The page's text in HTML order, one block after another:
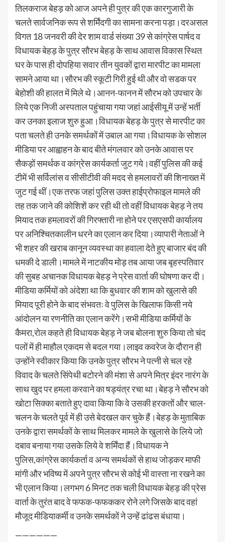
तिलकराज बेहड़ को आज अपने ही पुत्र की एक कारगुजारी के
चलते सार्वजनिक रूप से शर्मिंदगी का सामना करना पड़ा।दरअसल
विगत 18 जनवरी की देर शाम वार्ड संख्या 39 से कांग्रेस पार्षद व
विधायक बेहड़ के पुत्र सौरभ बेहड़ के साथ आवास विकास स्थित
घर के पास ही दोपहिया सवार तीन युवकों द्वारा मारपीट का मामला
सामने आया था।सौरभ की स्कूटी गिरी हुई थी और वो सडक पर
बेहोशी की हालत में मिले थे।आनन-फानन में सौरभ को उपचार के
लिये एक निजी अस्पताल पहुंचाया गया जहां आईसीयू में उन्हें भर्ती
कर उनका इलाज शुरु हुआ।विधायक बेहड़ के पुत्र से मारपीट का
पता चलते ही उनके समर्थकों में उबाल आ गया।विधायक के सोशल
मीडिया पर आह्वाहन के बाद बीते मंगलवार को उनके आवास पर
सैकड़ों समर्थक व कांग्रेस कार्यकर्ता जुट गये।वहीं पुलिस की कई
टीमें भी सर्विलांस व सीसीटीवी की मदद से हमलावरों की शिनाख्त में
जुट गई थीं।एक तरफ जहां पुलिस उक्त हाईप्रोफाइल मामले की
तह तक जाने की कोशिशें कर रही थी तो वहीं विधायक बेहड़ ने तय
मियाद तक हमलावरों की गिरफ्तारी ना होने पर एसएसपी कार्यालय
पर अनिश्चितकालीन धरने का एलान कर दिया।व्यापारी नेताओं ने
भी शहर की खराब कानून व्यवस्था का हवाला देते हुए बाजार बंद की
धमकी दे डाली।मामले में नाटकीय मोड़ तब आया जब बृहस्पतिवार
की सुबह अचानक विधायक बेहड़ ने प्रेस वार्ता की घोषणा कर दी।
मीडिया कर्मियों को अंदेशा था कि बुधवार की शाम को खुलासे की
मियाद पूरी होने के बाद संभवतः वे पुलिस के खिलाफ किसी नये
आंदोलन या रणनीति का एलान करेंगे।सभी मीडिया कर्मियों के
कैमरा,रोल कहते ही विधायक बेहड़ ने जब बोलना शुरु किया तो चंद
पलों में ही माहौल एकदम से बदल गया।लाइव कवरेज के दौरान ही
उन्होंने स्वीकार किया कि उनके पुत्र सौरभ ने पत्नी से चल रहे
विवाद के चलते सिंपेथी बटोरने की मंशा से अपने मित्र इंदर नारंग के
साथ खुद पर हमला करवाने का षड्यंत्र रचा था।बेहड़ ने सौरभ को
खोटा सिक्का बताते हुए दावा किया कि वे उसकी हरकतों और चाल-
चलन के चलते पूर्व में ही उसे बेदखल कर चुके हैं।बेहड़ के मुताबिक
उनके द्वारा समर्थकों के साथ मिलकर मामले के खुलासे के लिये जो
दबाव बनाया गया उसके लिये वे शर्मिंदा हैं।विधायक ने
पुलिस,कांग्रेस कार्यकर्ता व अन्य समर्थकों से हाथ जोड़कर माफी
मांगी और भविष्य में अपने पुत्र सौरभ से कोई भी वास्ता ना रखने का
भी एलान किया।लगभग 6 मिनट तक चली विधायक बेहड़ की प्रेस
वार्ता के तुरंत बाद वे फफक-फफककर रोने लगे जिसके बाद वहां
मौजूद मीडियाकर्मी व उनके समर्थकों ने उन्हें ढांढस बंधाया।
——————